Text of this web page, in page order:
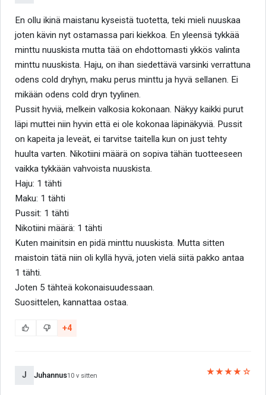
En ollu ikinä maistanu kyseistä tuotetta, teki mieli nuuskaa
joten kävin nyt ostamassa pari kiekkoa. En yleensä tykkää
minttu nuuskista mutta tää on ehdottomasti ykkös valinta
minttu nuuskista. Haju, on ihan siedettävä varsinki verrattuna
odens cold dryhyn, maku perus minttu ja hyvä sellanen. Ei
mikään odens cold dryn tyylinen.
Pussit hyviä, melkein valkosia kokonaan. Näkyy kaikki purut
läpi muttei niin hyvin että ei ole kokonaa läpinäkyviä. Pussit
on kapeita ja leveät, ei tarvitse taitella kun on just tehty
huulta varten. Nikotiini määrä on sopiva tähän tuotteeseen
vaikka tykkään vahvoista nuuskista.
Haju: 1 tähti
Maku: 1 tähti
Pussit: 1 tähti
Nikotiini määrä: 1 tähti
Kuten mainitsin en pidä minttu nuuskista. Mutta sitten
maistoin tätä niin oli kyllä hyvä, joten vielä siitä pakko antaa
1 tähti.
Joten 5 tähteä kokonaisuudessaan.
Suosittelen, kannattaa ostaa.
+4
J Juhannus10 v sitten ★★★★☆